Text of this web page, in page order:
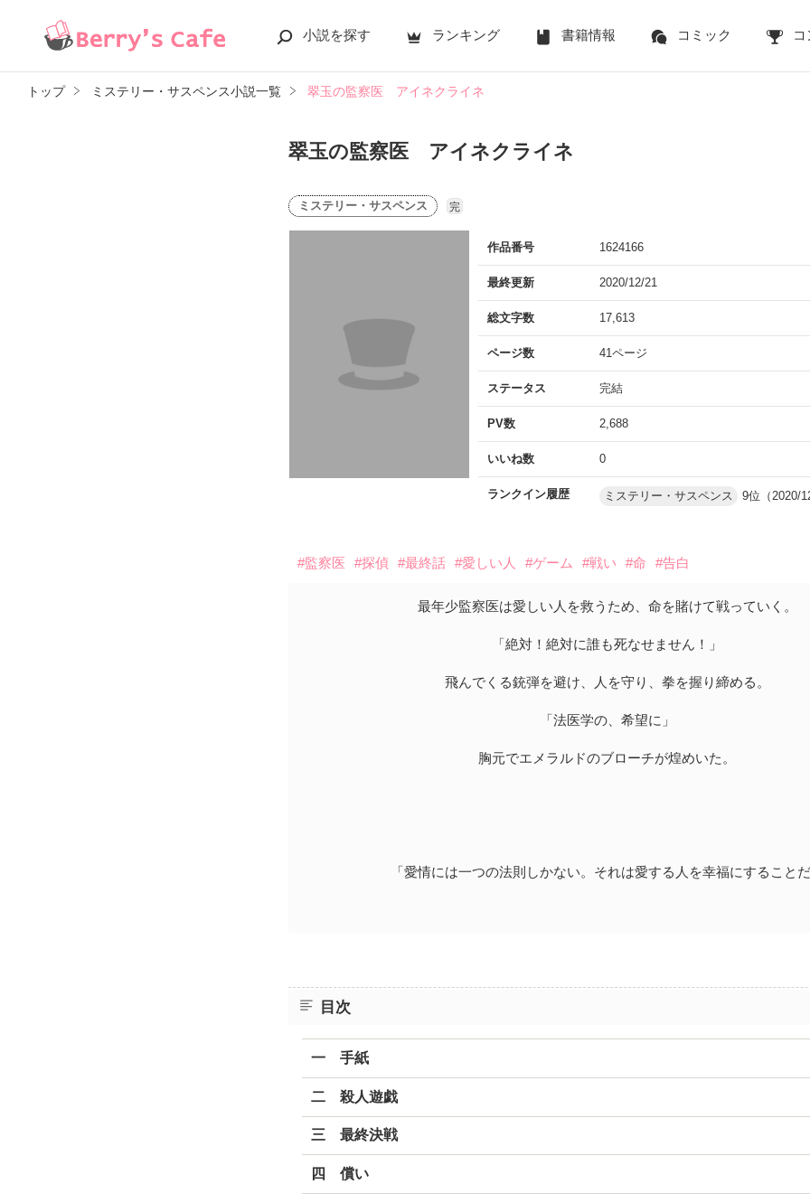
小説を探す ランキング 書籍情報 コミック
トップ ミステリー・サスペンス小説一覧 翠玉の監察医 アイネクライネ
翠玉の監察医 アイネクライネ
ミステリー・サスペンス 完
作品番号 1624166
最終更新 2020/12/21
総文字数 17,613
ページ数 41ページ
ステータス 完結
PV数 2,688
いいね数 0
ランクイン履歴 ミステリー・サスペンス 9位（2020/
#監察医 #探偵 #最終話 #愛しい人 #ゲーム #戦い #命 #告白
最年少監察医は愛しい人を救うため、命を賭けて戦っていく。
「絶対！絶対に誰も死なせません！」
飛んでくる銃弾を避け、人を守り、拳を握り締める。
「法医学の、希望に」
胸元でエメラルドのブローチが煌めいた。
「愛情には一つの法則しかない。それは愛する人を幸福にすること
目次
一 手紙
二 殺人遊戯
三 最終決戦
四 償い